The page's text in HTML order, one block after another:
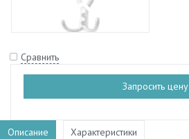
Сравнить
Запросить цену
Описание Характеристики